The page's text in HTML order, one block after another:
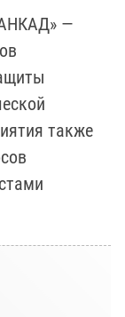
—
также